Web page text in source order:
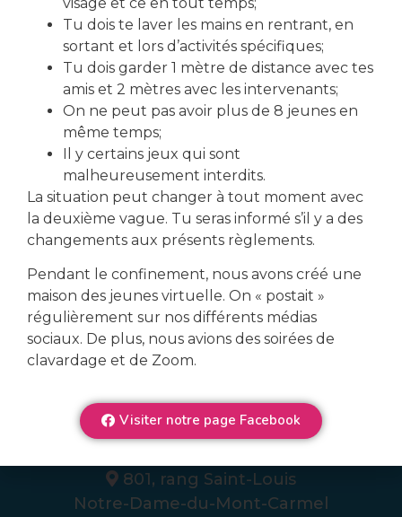
Veux-tu en connaître plus
sur nos services?
Nous contacter
819 537-7682
801, rang Saint-Louis
Notre-Dame-du-Mont-Carmel
Tu dois te laver les mains en rentrant, en
sortant et lors d’activités spécifiques;
Tu dois garder 1 mètre de distance avec tes
amis et 2 mètres avec les intervenants;
On ne peut pas avoir plus de 8 jeunes en
même temps;
Il y certains jeux qui sont
malheureusement interdits.
La situation peut changer à tout moment avec
la deuxième vague. Tu seras informé s’il y a des
changements aux présents règlements.
Pendant le confinement, nous avons créé une
maison des jeunes virtuelle. On « postait »
régulièrement sur nos différents médias
sociaux. De plus, nous avions des soirées de
clavardage et de Zoom.
Visiter notre page Facebook